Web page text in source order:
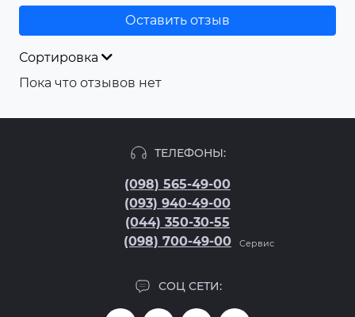
Оставить отзыв
Сортировка
Пока что отзывов нет
ТЕЛЕФОНЫ:
(098) 565-49-00
(093) 940-49-00
(044) 350-30-55
(098) 700-49-00
Сервис
СОЦ СЕТИ: